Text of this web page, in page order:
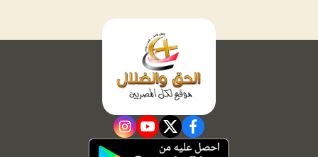
facebook
twitter
youtube
instagram